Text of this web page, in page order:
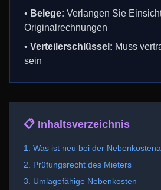
• Belege: Verlangen Sie
Originalrechnungen
• Verteilerschlüssel: Muss
sein
📋 Inhaltsverzeichnis
1. Was ist neu bei der
2. Prüfungsrecht des Mieters
3. Umlagefähige Nebenkosten